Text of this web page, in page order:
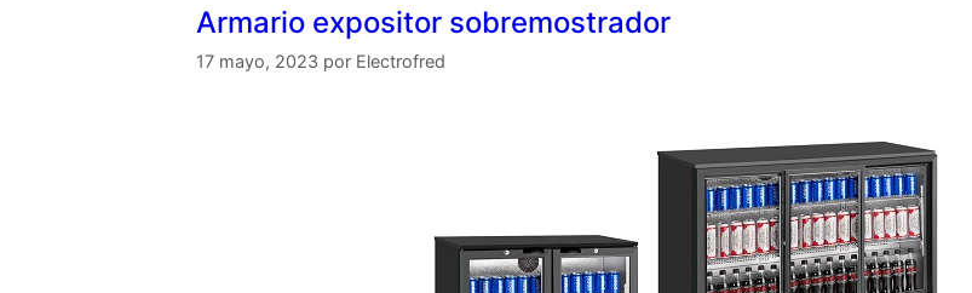
Armario expositor sobremostrador
17 mayo, 2023 por Electrofred